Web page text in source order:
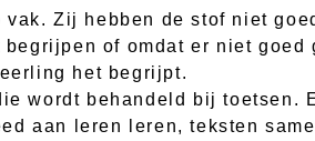
Zij hebben de stof niet
of omdat er niet goed
het begrijpt.
wordt behandeld bij toetsen.
aan leren leren, teksten